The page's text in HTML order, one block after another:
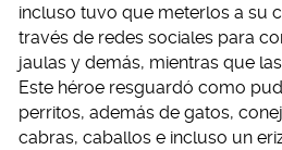
incluso tuvo que meterlos a su
través de redes sociales para
jaulas y demás, mientras que
Este héroe resguardó como
perritos, además de gatos,
cabras, caballos e incluso un